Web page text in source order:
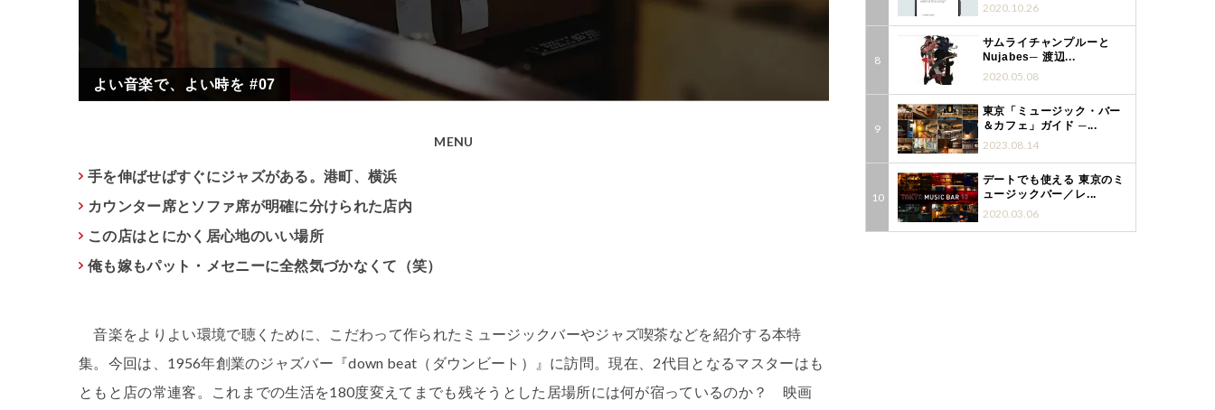
よい音楽で、よい時を #07
MENU
手を伸ばせばすぐにジャズがある。港町、横浜
カウンター席とソファ席が明確に分けられた店内
この店はとにかく居心地のいい場所
俺も嫁もパット・メセニーに全然気づかなくて（笑）
音楽をよりよい環境で聴くために、こだわって作られたミュージックバーやジャズ喫茶などを紹介する本特
集。今回は、1956年創業のジャズバー『down beat（ダウンビート）』に訪問。現在、2代目となるマスターはも
ともと店の常連客。これまでの生活を180度変えてまでも残そうとした居場所には何が宿っているのか？ 映画
2020.10.26
サムライチャンプルーと
Nujabes─ 渡辺...
2020.05.08
東京「ミュージック・バー
＆カフェ」ガイド ─...
2023.08.14
デートでも使える 東京のミ
ュージックバー／レ...
2020.03.06